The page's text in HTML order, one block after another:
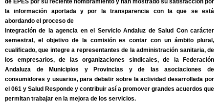
de EPES por su reciente nombramiento y han mostrado su satisfacción por
la información aportada y por la transparencia con la que se está
abordando el proceso de
integración de la agencia en el Servicio Andaluz de Salud Con carácter
semestral, el objetivo de la comisión es contar con un ámbito plural,
cualificado, que integre a representantes de la administración sanitaria, de
los empresarios, de las organizaciones sindicales, de la Federación
Andaluza de Municipios y Provincias y de las asociaciones de
consumidores y usuarios, para debatir sobre la actividad desarrollada por
el 061 y Salud Responde y contribuir así a promover grandes acuerdos que
permitan trabajar en la mejora de los servicios.